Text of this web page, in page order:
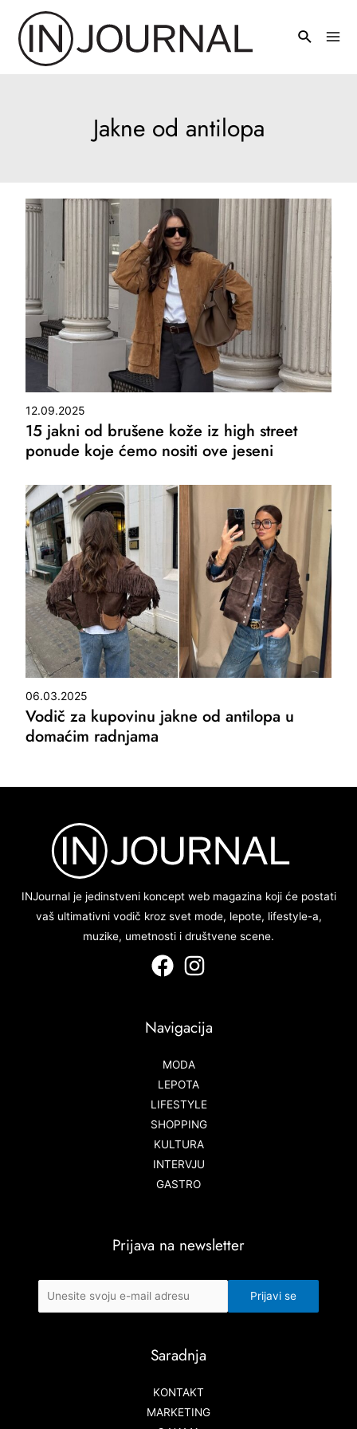
sadržaj
Jakne od antilopa
12.09.2025
15 jakni od brušene kože iz high street
ponude koje ćemo nositi ove jeseni
06.03.2025
Vodič za kupovinu jakne od antilopa u
domaćim radnjama
INJournal je jedinstveni koncept web magazina koji će postati
vaš ultimativni vodič kroz svet mode, lepote, lifestyle-a,
muzike, umetnosti i društvene scene.
Navigacija
MODA
LEPOTA
LIFESTYLE
SHOPPING
KULTURA
INTERVJU
GASTRO
Prijava na newsletter
Saradnja
KONTAKT
MARKETING